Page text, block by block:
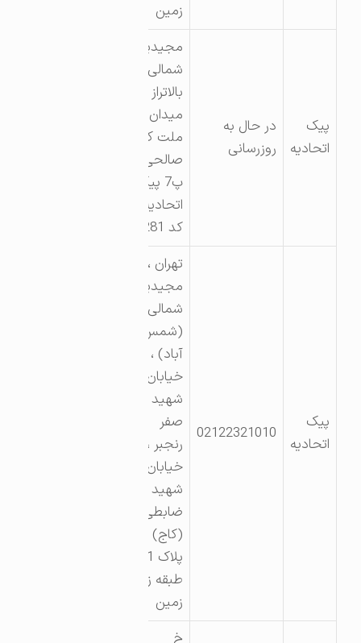
زمین
اتحادیه
در حال به
روزرسانی
مجیدیه
شمالی
بالاتراز
میدان
ملت ک
صالحی
پ7 پیک
اتحادیه
اتحادیه
02122321010
تهران ،
مجیدیه
شمالی
(شمس
آباد) ،
خیابان
شهید
صفر
رنجبر ،
خیابان
شهید
ضابطی
(کاج) ،
پلاک 1 ،
طبقه زیر
زمین